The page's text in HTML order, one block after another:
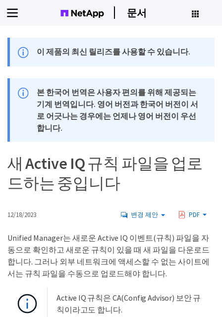
문서
이 제품의 최신 릴리즈를 사용할 수 있습니다.
본 한국어 번역은 사용자 편의를 위해 제공되는
기계 번역입니다. 영어 버전과 한국어 버전이 서
로 어긋나는 경우에는 언제나 영어 버전이 우선
합니다.
새 Active IQ 규칙 파일을 업로
드하는 중입니다
12/18/2023 변경 제안 PDF
Unified Manager는 새로운 Active IQ 이벤트(규칙) 파일을 자
동으로 확인하고 새로운 규칙이 있을 때 새 파일을 다운로드
합니다. 그러나 외부 네트워크에 액세스할 수 없는 사이트에
서는 규칙 파일을 수동으로 업로드해야 합니다.
Active IQ 규칙은 CA(Config Advisor) 보안 규
칙이라고도 합니다.